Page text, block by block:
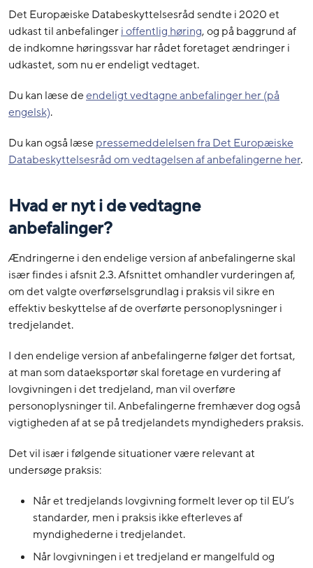
Det Europæiske Databeskyttelsesråd sendte i 2020 et
udkast til anbefalingeri offentlig høring, og på baggrund af
de indkomne høringssvar harrådetforetaget ændringer i
udkastet, som nu er endeligt vedtaget.
Du kan læse deendeligt vedtagne anbefalinger her (på
engelsk).
Du kan også læsepressemeddelelsen fra Det Europæiske
Databeskyttelsesråd om vedtagelsen af anbefalingerne her.
Hvad er nyt i de vedtagne
anbefalinger?
Ændringerne i den endelige version af anbefalingerne skal
især findes i afsnit 2.3. Afsnittet omhandler vurderingen af,
om det valgte overførselsgrundlag i praksis vil sikre en
effektiv beskyttelse af de overførte personoplysninger i
tredjelandet.
I den endelige version af anbefalingerne følger det fortsat,
at man som dataeksportør skal foretage en vurdering af
lovgivningen i det tredjeland, man vil overføre
personoplysninger til.Anbefalingernefremhæverdogogså
vigtigheden af at se påtredjelandets myndigheders praksis.
Det vil især i følgende situationer være relevant at
undersøge praksis:
Når et tredjelands lovgivning formelt lever op til EU’s
standarder, men i praksis ikke efterleves af
myndighederne i tredjelandet.
Når lovgivningen i et tredjeland er mangelfuld og